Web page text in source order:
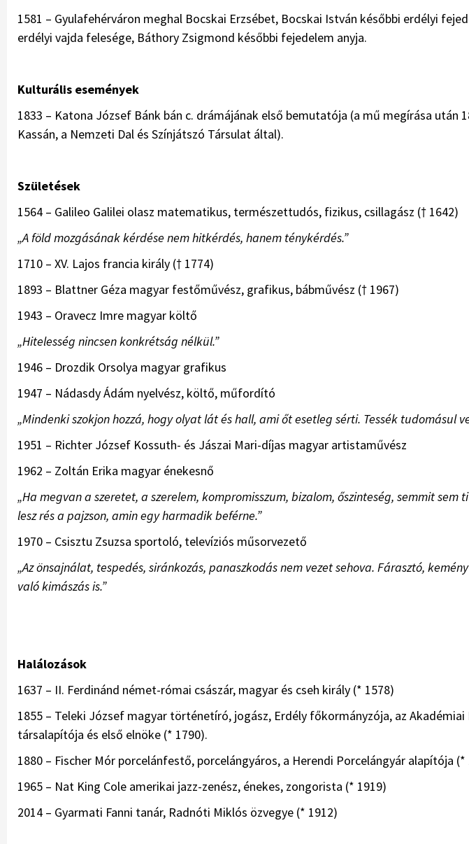
1581 – Gyulafehérváron meghal Bocskai Erzsébet, Bocskai István későbbi erdélyi
erdélyi vajda felesége, Báthory Zsigmond későbbi fejedelem anyja.
Kulturális események
1833 – Katona József Bánk bán c. drámájának első bemutatója (a mű megírása után
Kassán, a Nemzeti Dal és Színjátszó Társulat által).
Születések
1564 – Galileo Galilei olasz matematikus, természettudós, fizikus, csillagász († 1642)
„A föld mozgásának kérdése nem hitkérdés, hanem ténykérdés.”
1710 – XV. Lajos francia király († 1774)
1893 – Blattner Géza magyar festőművész, grafikus, bábművész († 1967)
1943 – Oravecz Imre magyar költő
„Hitelesség nincsen konkrétság nélkül.”
1946 – Drozdik Orsolya magyar grafikus
1947 – Nádasdy Ádám nyelvész, költő, műfordító
„Mindenki szokjon hozzá, hogy olyat lát és hall, ami őt esetleg sérti. Tessék tudomásul
1951 – Richter József Kossuth- és Jászai Mari-díjas magyar artistaművész
1962 – Zoltán Erika magyar énekesnő
„Ha megvan a szeretet, a szerelem, kompromisszum, bizalom, őszinteség, semmit sem
lesz rés a pajzson, amin egy harmadik beférne.”
1970 – Csisztu Zsuzsa sportoló, televíziós műsorvezető
„Az önsajnálat, tespedés, siránkozás, panaszkodás nem vezet sehova. Fárasztó,
való kimászás is.”
Halálozások
1637 – II. Ferdinánd német-római császár, magyar és cseh király (* 1578)
1855 – Teleki József magyar történetíró, jogász, Erdély főkormányzója, az
társalapítója és első elnöke (* 1790).
1880 – Fischer Mór porcelánfestő, porcelángyáros, a Herendi Porcelángyár alapítója (*
1965 – Nat King Cole amerikai jazz-zenész, énekes, zongorista (* 1919)
2014 – Gyarmati Fanni tanár, Radnóti Miklós özvegye (* 1912)